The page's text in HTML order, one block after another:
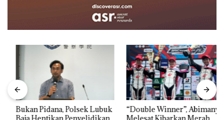
Bukan Pidana, Polsek Lubuk
Baja Hentikan Penyelidikan
“Double Winner”, Abimanyu
Melesat Kibarkan Merah